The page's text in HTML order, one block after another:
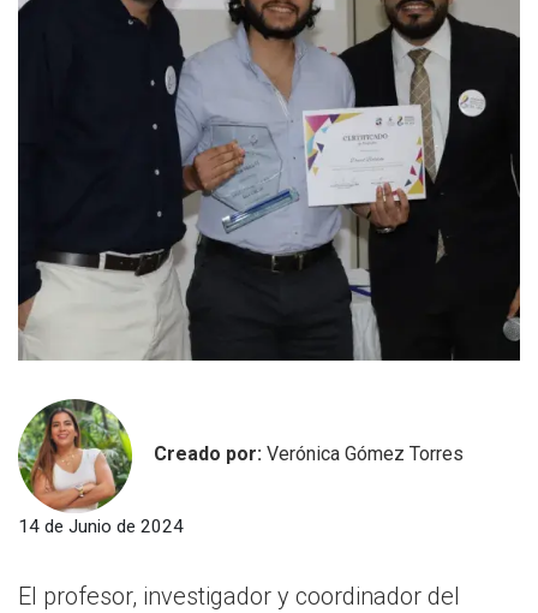
Creado por: Verónica Gómez Torres
14 de Junio de 2024
El profesor, investigador y coordinador del